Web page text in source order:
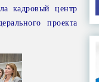
кадровый центр
проекта